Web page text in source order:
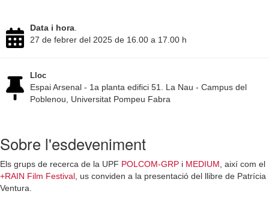
Data i hora
27 de febrer del 2025 de 16.00 a 17.00 h
Lloc
Espai Arsenal - 1a planta edifici 51. La Nau - Campus del
Poblenou, Universitat Pompeu Fabra
Sobre l'esdeveniment
Els grups de recerca de la UPF POLCOM-GRP i MEDIUM , així com el
+RAIN Film Festival , us conviden a la presentació del llibre de Patrícia
Ventura.